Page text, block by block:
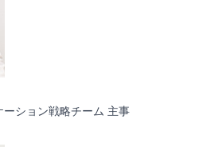
ーション戦略チーム 主事